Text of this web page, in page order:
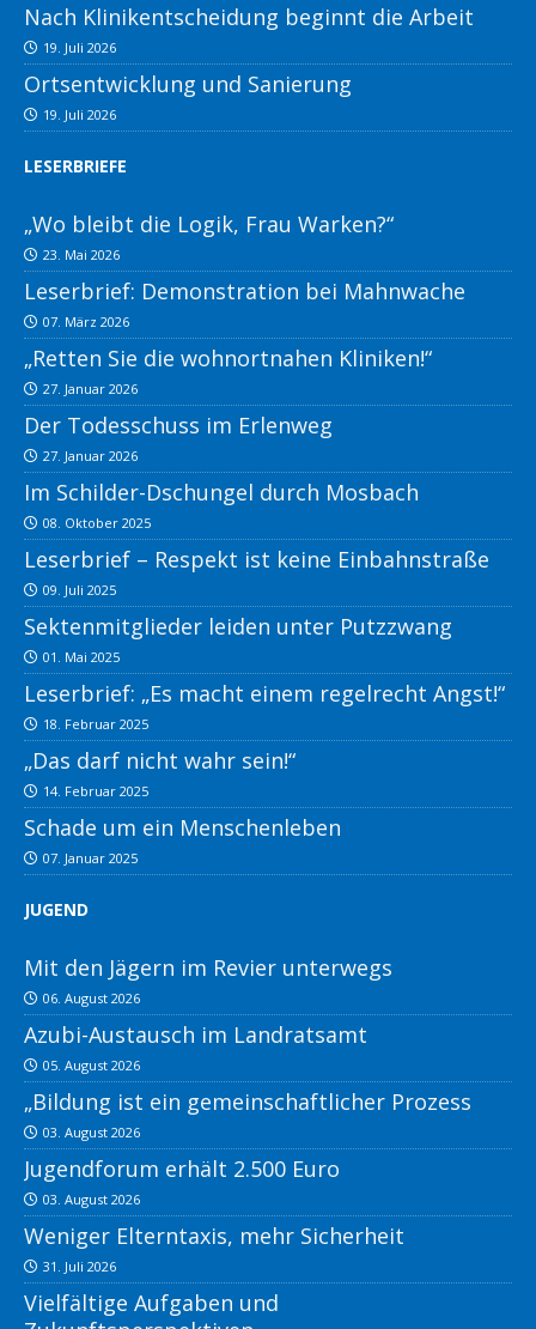
Nach Klinikentscheidung beginnt die Arbeit
19. Juli 2026
Ortsentwicklung und Sanierung
19. Juli 2026
LESERBRIEFE
„Wo bleibt die Logik, Frau Warken?“
23. Mai 2026
Leserbrief: Demonstration bei Mahnwache
07. März 2026
„Retten Sie die wohnortnahen Kliniken!“
27. Januar 2026
Der Todesschuss im Erlenweg
27. Januar 2026
Im Schilder-Dschungel durch Mosbach
08. Oktober 2025
Leserbrief – Respekt ist keine Einbahnstraße
09. Juli 2025
Sektenmitglieder leiden unter Putzzwang
01. Mai 2025
Leserbrief: „Es macht einem regelrecht Angst!“
18. Februar 2025
„Das darf nicht wahr sein!“
14. Februar 2025
Schade um ein Menschenleben
07. Januar 2025
JUGEND
Mit den Jägern im Revier unterwegs
06. August 2026
Azubi-Austausch im Landratsamt
05. August 2026
„Bildung ist ein gemeinschaftlicher Prozess
03. August 2026
Jugendforum erhält 2.500 Euro
03. August 2026
Weniger Elterntaxis, mehr Sicherheit
31. Juli 2026
Vielfältige Aufgaben und